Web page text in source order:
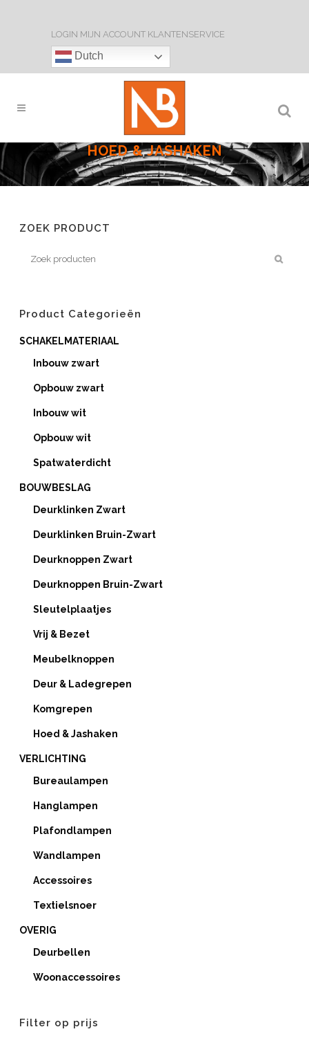
LOGIN MIJN ACCOUNT KLANTENSERVICE
Dutch
HOED & JASHAKEN
ZOEK PRODUCT
Product Categorieën
SCHAKELMATERIAAL
Inbouw zwart
Opbouw zwart
Inbouw wit
Opbouw wit
Spatwaterdicht
BOUWBESLAG
Deurklinken Zwart
Deurklinken Bruin-Zwart
Deurknoppen Zwart
Deurknoppen Bruin-Zwart
Sleutelplaatjes
Vrij & Bezet
Meubelknoppen
Deur & Ladegrepen
Komgrepen
Hoed & Jashaken
VERLICHTING
Bureaulampen
Hanglampen
Plafondlampen
Wandlampen
Accessoires
Textielsnoer
OVERIG
Deurbellen
Woonaccessoires
Filter op prijs